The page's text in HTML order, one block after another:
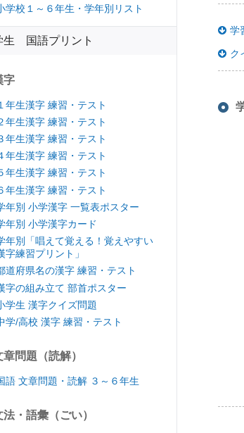
学
ク
学校１～６年生・学年別リスト
生 国語プリント
字
年生漢字 練習・テスト
年生漢字 練習・テスト
年生漢字 練習・テスト
年生漢字 練習・テスト
年生漢字 練習・テスト
年生漢字 練習・テスト
年別 小学漢字 一覧表ポスター
年別 小学漢字カード
年別「唱えて覚える！覚えやすい
字練習プリント」
道府県名の漢字 練習・テスト
字の組み立て 部首ポスター
学生 漢字クイズ問題
学/高校 漢字 練習・テスト
章問題（読解）
語 文章問題・読解 ３～６年生
法・語彙（ごい）